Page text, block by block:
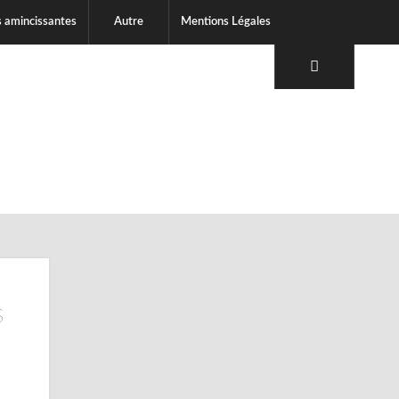
amincissantes Autre Mentions Légales